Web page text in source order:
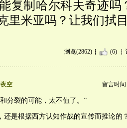
复制哈尔科夫奇迹吗
里米亚吗？让我们拭
浏览(2862) (6)
空 留言时间
分裂的可能，太不值了。”
还是根据西方认知作战的宣传而推论的